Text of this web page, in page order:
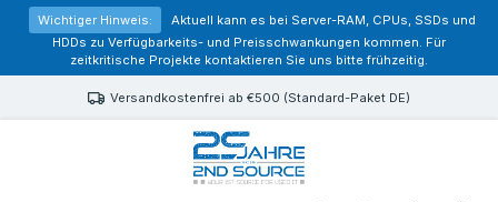
springen
Wichtiger Hinweis:
Aktuell kann es bei Server-RAM, CPUs, SSDs und
HDDs zu Verfügbarkeits- und Preisschwankungen kommen. Für
zeitkritische Projekte kontaktieren Sie uns bitte frühzeitig.
Versandkostenfrei ab €500 (Standard-Paket DE)